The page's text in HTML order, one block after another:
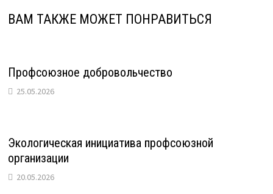
ВАМ ТАКЖЕ МОЖЕТ ПОНРАВИТЬСЯ
Профсоюзное добровольчество
25.05.2026
Экологическая инициатива профсоюзной
организации
20.05.2026